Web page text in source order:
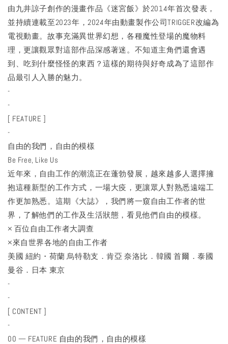
由九井諒子創作的漫畫作品《迷宮飯》於2014年首次發表，
並持續連載至2023年，2024年由動畫製作公司TRIGGER改編為
電視動畫。故事充滿異世界幻想，各種魔性登場的魔物料
理，更讓觀眾對這部作品深感著迷。不知道主角們還會遇
到、吃到什麼怪怪的東西？這樣的期待與好奇成為了這部作
品最引人入勝的魅力。
-
-
[ FEATURE ]
-
自由的我們，自由的模樣
Be Free, Like Us
近年來，自由工作的潮流正在蓬勃發展，越來越多人選擇擁
抱這種新型的工作方式，一場大疫，更讓眾人對熟悉遠端工
作更加熟悉。這期《大誌》，我們將一窺自由工作者的世
界，了解他們的工作及生活狀態，看見他們自由的模樣。
× 百位自由工作者大調查
×來自世界各地的自由工作者
美國 紐約・荷蘭 烏特勒支．肯亞 奈洛比．韓國 首爾．泰國
曼谷．日本 東京
-
-
[ CONTENT ]
-
00 — FEATURE 自由的我們，自由的模樣